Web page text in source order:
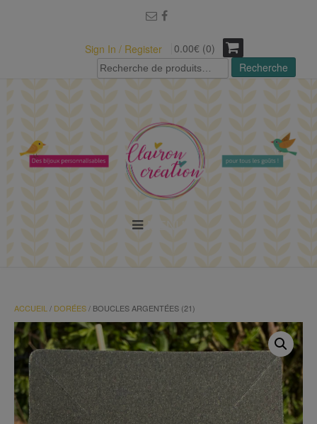
Sign In / Register
0.00€ (0)
Recherche
pour :
Recherche
ACCUEIL / DORÉES/ BOUCLES ARGENTÉES (21)